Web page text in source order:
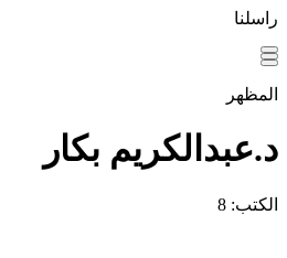
راسلنا
المظهر
د.عبدالكريم بكار
الكتب: 8